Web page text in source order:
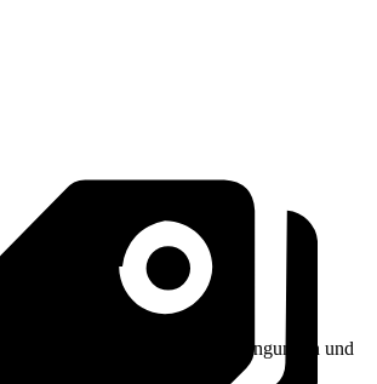
wie z. B. Rückgabebedingungen und
auf den Verkäufernamen.